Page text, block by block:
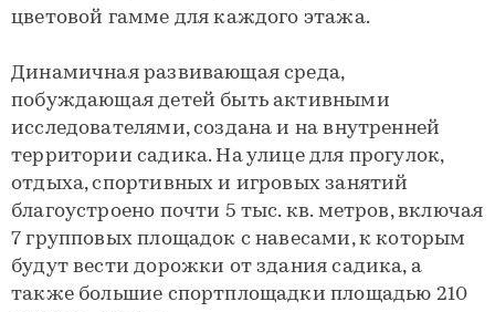
цветовой гамме для каждого этажа.
Динамичная развивающая среда,
побуждающая детей быть активными
исследователями, создана и на внутренней
территории садика. На улице для прогулок,
отдыха, спортивных и игровых занятий
благоустроено почти 5 тыс. кв. метров, включая
7 групповых площадок с навесами, к которым
будут вести дорожки от здания садика, а
также большие спортплощадки площадью 210